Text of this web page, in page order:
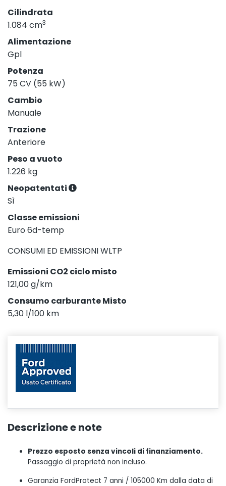
Cilindrata
1.084 cm3
Alimentazione
Gpl
Potenza
75 CV (55 kW)
Cambio
Manuale
Trazione
Anteriore
Peso a vuoto
1.226 kg
Neopatentati
Sì
Classe emissioni
Euro 6d-temp
CONSUMI ED EMISSIONI WLTP
Emissioni CO2 ciclo misto
121,00 g/km
Consumo carburante Misto
5,30 l/100 km
Descrizione e note
Prezzo esposto senza vincoli di finanziamento.
Passaggio di proprietà non incluso.
Garanzia FordProtect 7 anni / 105000 Km dalla data di